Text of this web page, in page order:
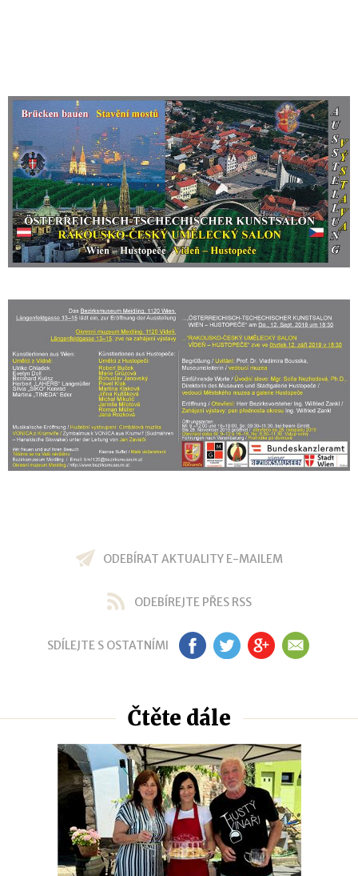
ODEBÍRAT AKTUALITY E-MAILEM
ODEBÍREJTE PŘES RSS
SDÍLEJTE S OSTATNÍMI FB TW GP EM
Čtěte dále